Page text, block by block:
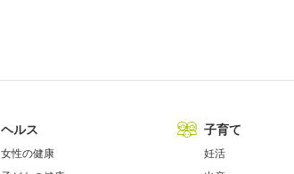
ヘルス
女性の健康
子育て
妊活